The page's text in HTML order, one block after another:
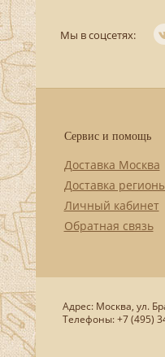
Мы в соцсетях:
Сервис и помощь
Доставка Москва
Доставка
Личный кабинет
Обратная связь
Адрес: Москва, ул.
Телефоны: +7 (495)